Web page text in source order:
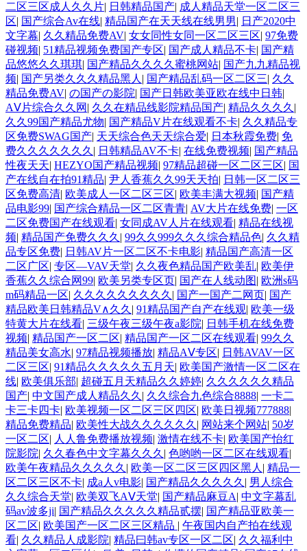
二区三区成人久久片| 日韩精品国产| 成人精品天堂一区二区三
区| 国产综合Av在线| 精品国产在天天线在线男男| 日产2020中
文字幕| 久久精品免费AV| 女女同性女同一区二区三区| 97免费
碰视频| 51精品视频免费国产专区| 国产成人精品不卡| 国产精
品悠悠久久琪琪| 国产精品久久久久蜜桃网站| 国产九九精品视
频| 国产另类久久久精品黑人 | 国产精品乱码一区二区三| 久久
精品免费AV| の国产の影院| 国产日韩欧美亚欧在线中日韩|
AⅤ片综合久久网 | 久久在精品线影院精品国产| 精品久久久久 |
久久99国产精品尤物| 国产精品V片在线观看不卡| 久久精品专
区免费SWAG国产| 天天综合色天天综合爱| 日本秋霞免费| 免
费久久久久久久久 | 日韩精品AV不卡| 在线免费视频| 国产精品
性夜天天| HEZYO国产精品视频| 97精品超碰一区二区三区| 国
产在线自在拍91精品| 尹人香蕉久久99天天拍| 日韩一区二区三
区免费高清| 欧美成人一区二区三区| 欧美丰满大视频| 国产精
品电影99| 国产综合精品一区二区青青| AV大片在线免费| 一区
二区免费国产在线观看| 女同成AV人片在线观看| 精品在线视
频| 精品国产免费久久久 | 99久久999久久久综合精品色| 久久精
品专区免费| 日韩AV片一区二区不卡电影| 精品国产高清一区
二区广区| 专区—VAV天堂| 久久夜色精品国产欧美乱| 欧美伊
香蕉久久综合网99| 欧美另类专区页| 国产在人线动图| 欧洲s码
m码精品一区| 久久久久久久久久久 | 国产一国产二网页| 国产
精品欧美日韩精品V∧久久 | 91精品国产自产在线观| 欧美一级
特黄大片在线看| 三级午夜三级午夜a影院| 日韩手机在线免费
视频| 精品国产一区二区| 精品国产一区二区在线观看| 99久久
精品美女高水| 97精品视频播放| 精品AⅤ专区| 日韩AVAV一区
二区三区| 91精品久久久久久五月天| 欧美国产激情一区二区在
线| 欧美俱乐部| 超碰五月天精品久久婷婷| 久久久久久久精品
国产| 中文国产成人精品久久 | 久久综合九色综合8888| 一卡二
卡三卡四卡| 欧美视频一区二区三区四区| 欧美日视频777888|
精品免费精品| 欧美性大战久久久久久久 | 网站来个网站| 50岁
一区二区| 人人鲁免费播放视频| 激情在线不卡| 欧美国产怡红
院影院| 久久春色中文字幕久久久 | 色哟哟一区二区在线观看|
欧美午夜精品久久久久久 | 欧美一区二区三区四区黑人 | 精品一
区二区三区不卡| 成a人v电影| 国产精品久久久久久 | 男人综合
久久综合天堂| 欧美双飞AⅤ天堂| 国产精品麻豆A| 中文字幕乱
码av波多ji| 国产精品久久久久久精品贰摆| 国产精品亚欧美一
区二区| 欧美国产一区二区三区精品 | 午夜国内自产拍在线观
看| 久久精品人成影院| 精品曰韩av专区一区二区| 久久福利中